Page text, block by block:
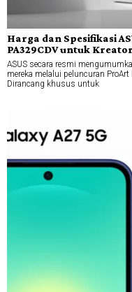
Harga dan Spesifikasi
PA329CDV untuk
ASUS secara resmi
mereka melalui peluncuran ProArt
Dirancang khusus untuk